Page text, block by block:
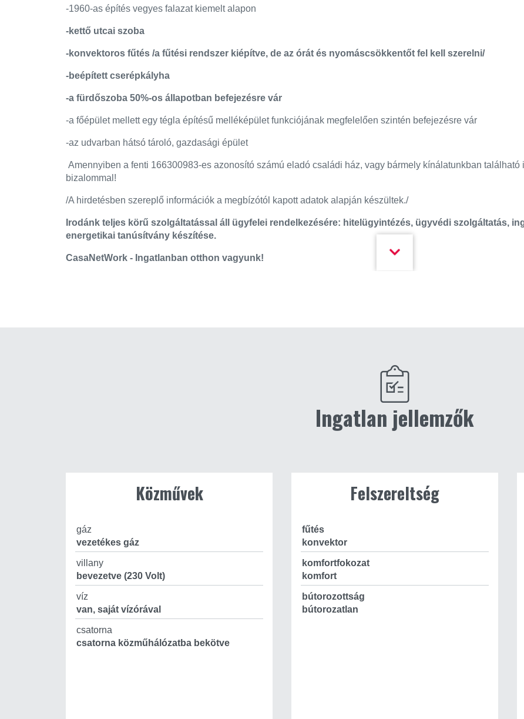
-1960-as építés vegyes falazat kiemelt alapon
-kettő utcai szoba
-konvektoros fűtés /a fűtési rendszer kiépítve, de az órát és nyomáscsökkentőt fel kell szerelni/
-beépített cserépkályha
-a fürdőszoba 50%-os állapotban befejezésre vár
-a főépület mellett egy tégla építésű melléképület funkciójának megfelelően szintén befejezésre vár
-az udvarban hátsó tároló, gazdasági épület
Amennyiben a fenti 166300983-es azonosító számú eladó családi ház, vagy bármely kínálatunkban
bizalommal!
/A hirdetésben szereplő információk a megbízótól kapott adatok alapján készültek./
Irodánk teljes körű szolgáltatással áll ügyfelei rendelkezésére: hitelügyintézés, ügyvédi szolgáltatás,
energetikai tanúsítvány készítése.
CasaNetWork - Ingatlanban otthon vagyunk!
Ingatlan jellemzők
Közművek
gáz
vezetékes gáz
villany
bevezetve (230 Volt)
víz
van, saját vízórával
csatorna
csatorna közműhálózatba bekötve
Felszereltség
fűtés
konvektor
komfortfokozat
komfort
bútorozottság
bútorozatlan